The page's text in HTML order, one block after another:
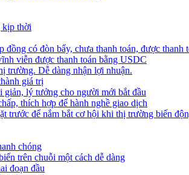
kịp thời
đồng có đòn bẩy, chưa thanh toán, được thanh
viễn được thanh toán bằng USDC
trường. Dễ dàng nhận lợi nhuận.
giá trị
giản, lý tưởng cho người mới bắt đầu
thích hợp để hành nghề giao dịch
trước để nắm bắt cơ hội khi thị trường biến
chóng
trên chuỗi một cách dễ dàng
đoạn đầu